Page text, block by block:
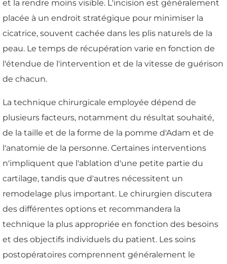
et la rendre moins visible. L'incision est généralement
placée à un endroit stratégique pour minimiser la
cicatrice, souvent cachée dans les plis naturels de la
peau. Le temps de récupération varie en fonction de
l'étendue de l'intervention et de la vitesse de guérison
de chacun.
La technique chirurgicale employée dépend de
plusieurs facteurs, notamment du résultat souhaité,
de la taille et de la forme de la pomme d'Adam et de
l'anatomie de la personne. Certaines interventions
n'impliquent que l'ablation d'une petite partie du
cartilage, tandis que d'autres nécessitent un
remodelage plus important. Le chirurgien discutera
des différentes options et recommandera la
technique la plus appropriée en fonction des besoins
et des objectifs individuels du patient. Les soins
postopératoires comprennent généralement le